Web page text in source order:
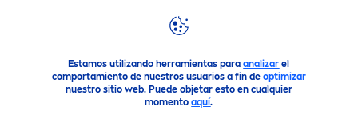
Estamos utilizando herramientas paraanalizar el
comportamiento de nuestros usuarios a fin de optimizar
nuestro sitio web. Puede objetar esto en cualquier
momentoaquí.
Productos Cuidado Facial Cuidado Labial